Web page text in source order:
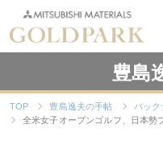
豊島
TOP 豊島逸夫の手帖
バック
全米女子オープンゴルフ、日本勢